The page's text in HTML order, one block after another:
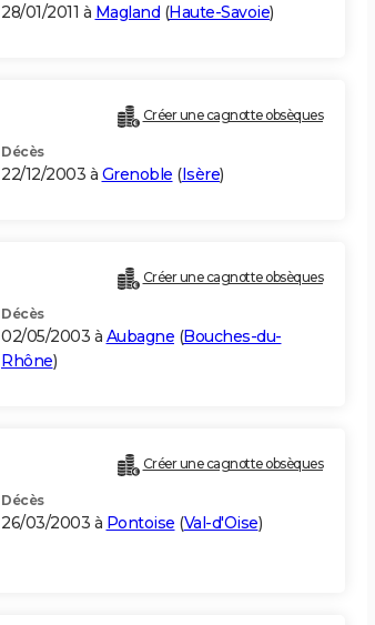
28/01/2011 à Magland (Haute-Savoie)
Créer une cagnotte obsèques
Décès
22/12/2003 à Grenoble (Isère)
Créer une cagnotte obsèques
Décès
02/05/2003 à Aubagne (Bouches-du-
Rhône)
Créer une cagnotte obsèques
Décès
26/03/2003 à Pontoise (Val-d'Oise)